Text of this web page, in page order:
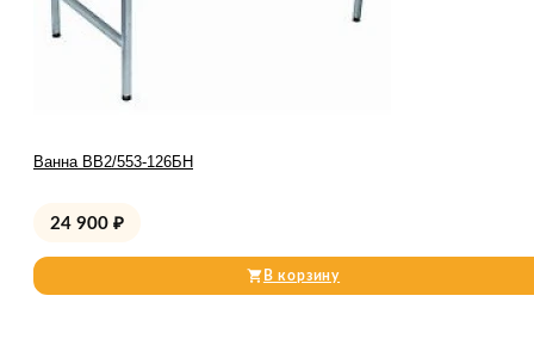
Ванна ВВ2/553-126БН
24 900 ₽
В корзину